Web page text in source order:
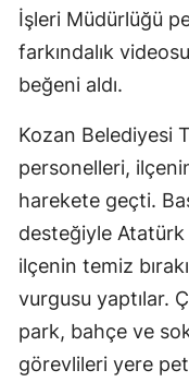
İşleri Müdürlüğü
farkındalık
beğeni aldı.
Kozan Belediyesi
personelleri,
harekete geçti.
desteğiyle Atatürk
ilçenin temiz
vurgusu yaptılar.
park, bahçe ve
görevlileri yere